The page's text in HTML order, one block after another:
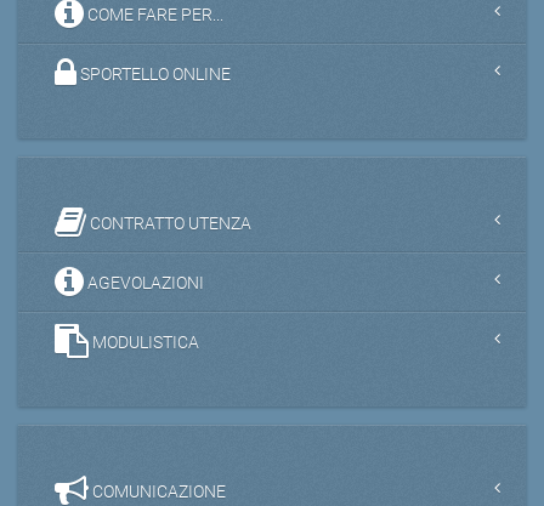
COME FARE PER...
SPORTELLO ONLINE
CONTRATTO UTENZA
AGEVOLAZIONI
MODULISTICA
COMUNICAZIONE